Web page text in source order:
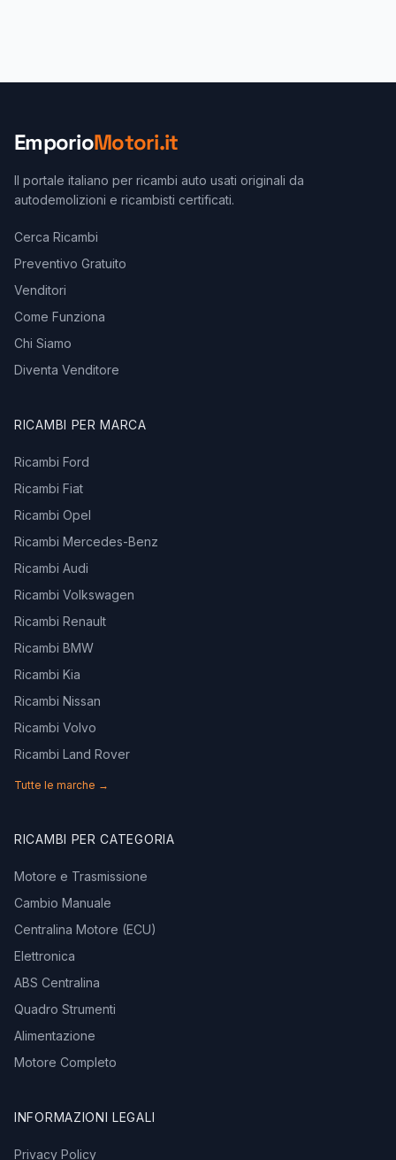
EmporioMotori.it
Il portale italiano per ricambi auto usati originali da
autodemolizioni e ricambisti certificati.
Cerca Ricambi
Preventivo Gratuito
Venditori
Come Funziona
Chi Siamo
Diventa Venditore
RICAMBI PER MARCA
Ricambi Ford
Ricambi Fiat
Ricambi Opel
Ricambi Mercedes-Benz
Ricambi Audi
Ricambi Volkswagen
Ricambi Renault
Ricambi BMW
Ricambi Kia
Ricambi Nissan
Ricambi Volvo
Ricambi Land Rover
Tutte le marche →
RICAMBI PER CATEGORIA
Motore e Trasmissione
Cambio Manuale
Centralina Motore (ECU)
Elettronica
ABS Centralina
Quadro Strumenti
Alimentazione
Motore Completo
INFORMAZIONI LEGALI
Privacy Policy